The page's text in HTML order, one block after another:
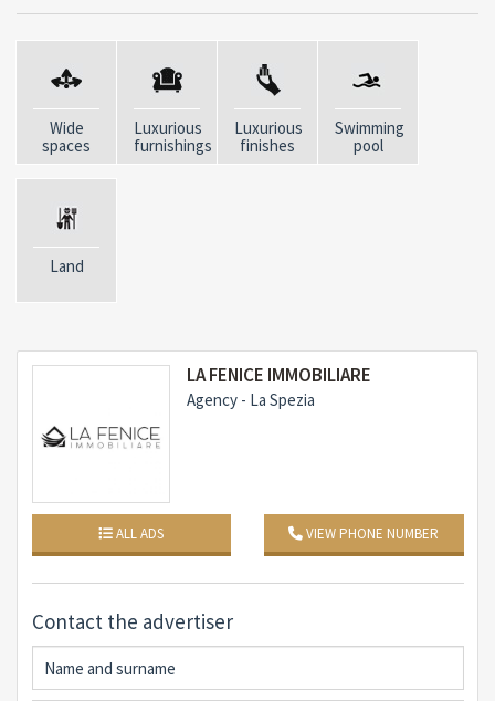
la villa dispone anche di una palestra attrezzata e di una
piscina privata per rinfrescarsi durante le calde giornate
estive.
Villa La Suprema è il luogo perfetto per chi cerca
un’esperienza di lusso e relax a Forte dei Marmi. Non
vedo l’ora di accogliervi in questa residenza unica e
serenità. Vi aspetto!
Wide
spaces
Luxurious
furnishings
Luxurious
finishes
Swimming
pool
Land
LA FENICE IMMOBILIARE
Agency - La Spezia
ALL ADS VIEW PHONE NUMBER
Contact the advertiser